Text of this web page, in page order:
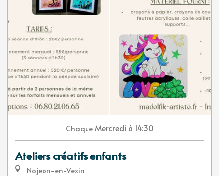
Chaque Mercredi à 14:30
Ateliers créatifs enfants
Nojeon-en-Vexin